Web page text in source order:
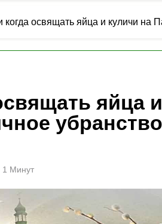
когда освящать яйца и куличи на
яйца
1 Минут